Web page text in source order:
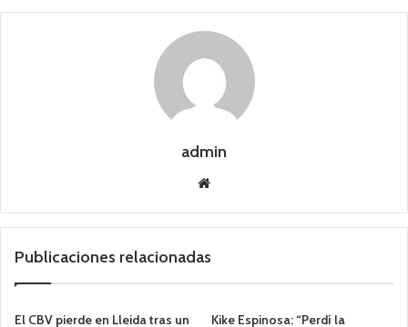
admin
we
Publicaciones relacionadas
El CBV pierde en Lleida tras un
Kike Espinosa: “Perdí la